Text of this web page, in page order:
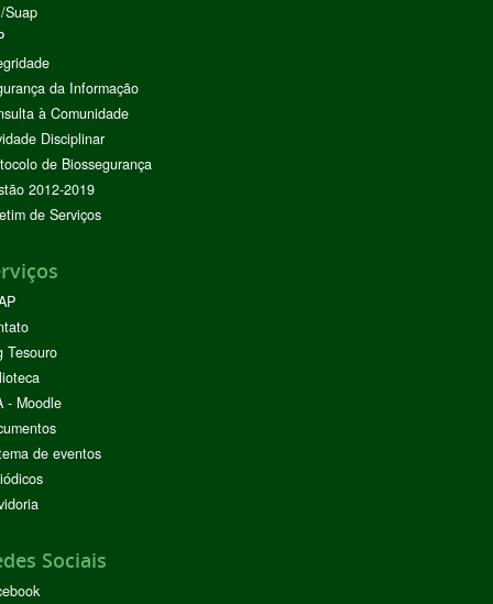
Suap
da Informação
à Comunidade
Disciplinar
de Biossegurança
2012-2019
de Serviços
Tesouro
- Moodle
de eventos
Sociais